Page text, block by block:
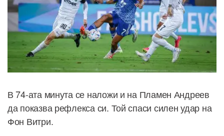
В 74-ата минута се наложи и на Пламен Андреев
да показва рефлекса си. Той спаси силен удар на
Фон Витри.